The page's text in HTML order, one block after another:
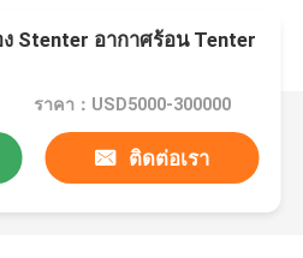
Stenter อากาศร้อน Tenter
ราคา：USD5000-300000
ติดต่อเรา